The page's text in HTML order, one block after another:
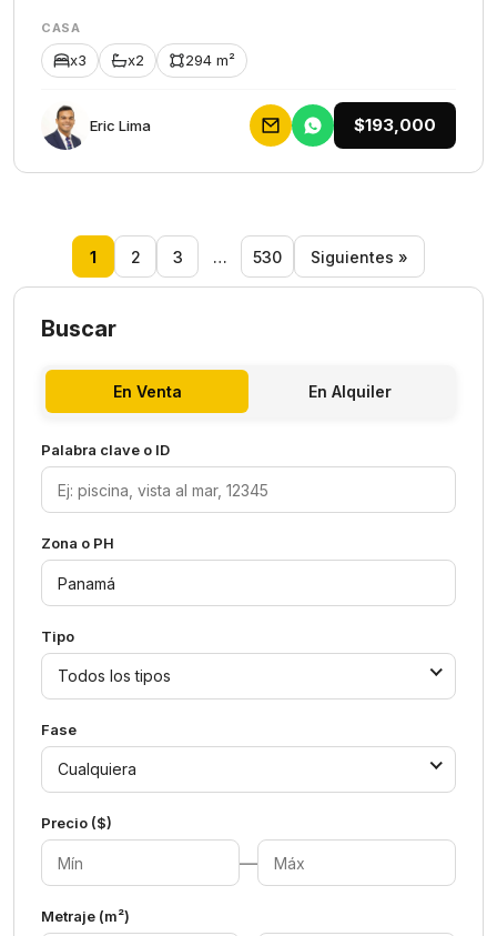
CASA
x3 x2 294 m²
Eric Lima $193,000
1 2 3 … 530 Siguientes »
Buscar
En Venta En Alquiler
Palabra clave o ID
Zona o PH
Tipo
Todos los tipos
Fase
Cualquiera
Precio ($)
—
Metraje (m²)